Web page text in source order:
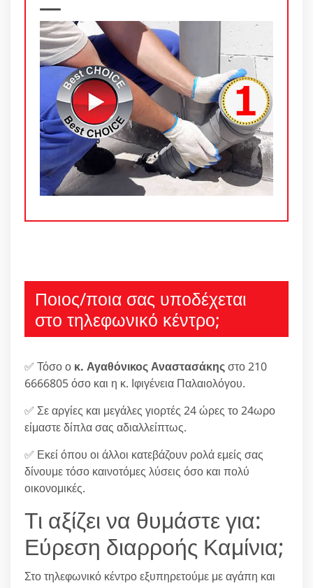
Ποιος/ποια σας υποδέχεται
στο τηλεφωνικό κέντρο;
✅ Τόσο ο κ. Αγαθόνικος Αναστασάκηςστο 210
6666805 όσο και η κ. Ιφιγένεια Παλαιολόγου.
✅ Σε αργίες και μεγάλες γιορτές 24 ώρες το 24ωρο
είμαστε δίπλα σας αδιαλλείπτως.
✅ Εκεί όπου οι άλλοι κατεβάζουν ρολά εμείς σας
δίνουμε τόσο καινοτόμες λύσεις όσο και πολύ
οικονομικές.
Τι αξίζει να θυμάστε για:
Εύρεση διαρροής Καμίνια;
Στο τηλεφωνικό κέντρο εξυπηρετούμε με αγάπη και